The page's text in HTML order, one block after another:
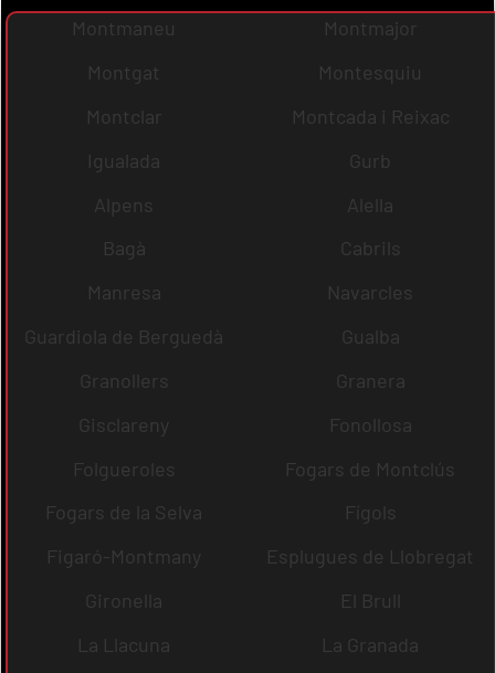
Montmaneu
Montmajor
Montgat
Montesquiu
Montclar
Montcada i Reixac
Igualada
Gurb
Alpens
Alella
Bagà
Cabrils
Manresa
Navarcles
Guardiola de Berguedà
Gualba
Granollers
Granera
Gisclareny
Fonollosa
Folgueroles
Fogars de Montclús
Fogars de la Selva
Fígols
Figaró-Montmany
Esplugues de Llobregat
Gironella
El Brull
La Llacuna
La Granada